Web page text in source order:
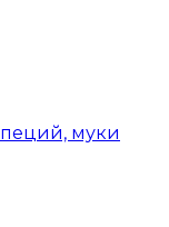
муки